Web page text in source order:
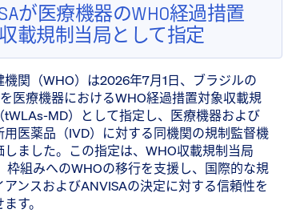
が医療機器のWHO経過措置
載規制当局として指定
機関（WHO）は2026年7月1日、ブラジルの
医療機器におけるWHO経過措置対象収載規
tWLAs-MD）として指定し、医療機器および
用医薬品（IVD）に対する同機関の規制監督機
しました。この指定は、WHO収載規制当局
枠組みへのWHOの移行を支援し、国際的な規
アンスおよびANVISAの決定に対する信頼性を
す。